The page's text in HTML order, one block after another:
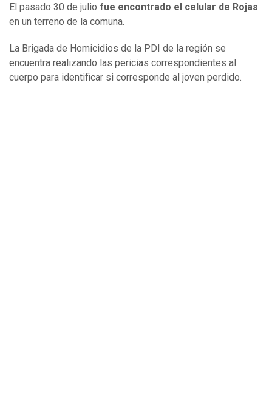
El pasado 30 de julio fue encontrado el celular de Rojas
en un terreno de la comuna.
La Brigada de Homicidios de la PDI de la región se
encuentra realizando las pericias correspondientes al
cuerpo para identificar si corresponde al joven perdido.